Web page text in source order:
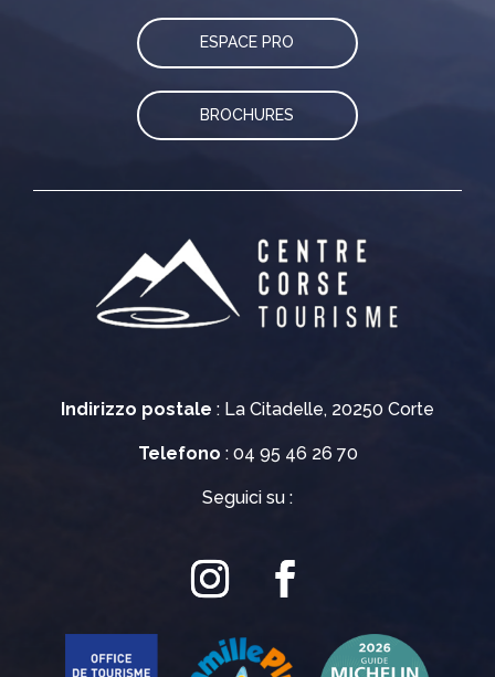
Indirizzo postale : La Citadelle, 20250 Corte
Telefono : 04 95 46 26 70
Seguici su :
ESPACE PRO
BROCHURES